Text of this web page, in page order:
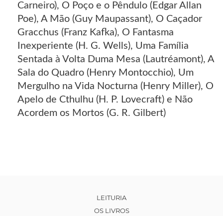
Carneiro), O Poço e o Pêndulo (Edgar Allan
Poe), A Mão (Guy Maupassant), O Caçador
Gracchus (Franz Kafka), O Fantasma
Inexperiente (H. G. Wells), Uma Família
Sentada à Volta Duma Mesa (Lautréamont), A
Sala do Quadro (Henry Montocchio), Um
Mergulho na Vida Nocturna (Henry Miller), O
Apelo de Cthulhu (H. P. Lovecraft) e Não
Acordem os Mortos (G. R. Gilbert)
LEITURIA
OS LIVROS